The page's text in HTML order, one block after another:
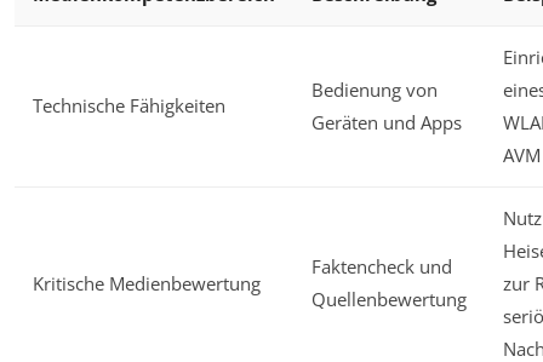
Technische Fähigkeiten
Bedienung von
Geräten und Apps
Kritische Medienbewertung
Faktencheck und
Quellenbewertung
zur